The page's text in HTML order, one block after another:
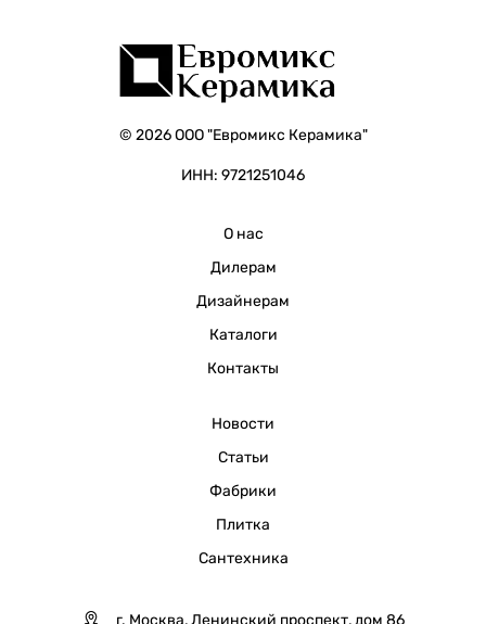
© 2026 ООО "Евромикс Керамика"
ИНН: 9721251046
О нас
Дилерам
Дизайнерам
Каталоги
Контакты
Новости
Статьи
Фабрики
Плитка
Сантехника
г. Москва, Ленинский проспект, дом 86